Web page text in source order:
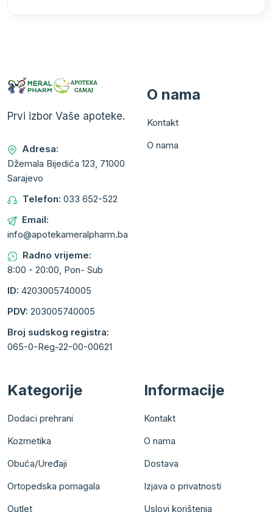
Prvi izbor Vaše apoteke.
Adresa:
Džemala Bijedića 123, 71000
Sarajevo
Telefon: 033 652-522
Email:
info@apotekameralpharm.ba
Radno vrijeme:
8:00 - 20:00, Pon- Sub
ID: 4203005740005
PDV: 203005740005
Broj sudskog registra:
065-0-Reg-22-00-00621
O nama
Kontakt
O nama
Kategorije
Dodaci prehrani
Kozmetika
Obuća/Uređaji
Ortopedska pomagala
Outlet
Informacije
Kontakt
O nama
Dostava
Izjava o privatnosti
Uslovi korištenja